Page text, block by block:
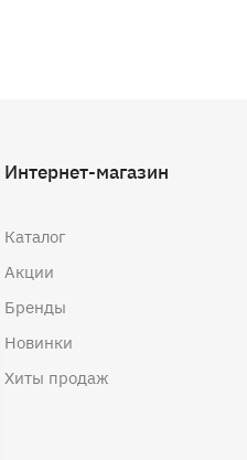
Интернет-магазин
Каталог
Акции
Бренды
Новинки
Хиты продаж